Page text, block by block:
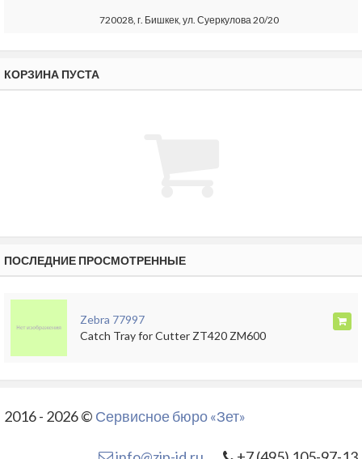
720028, г. Бишкек, ул. Суеркулова 20/20
КОРЗИНА ПУСТА
ПОСЛЕДНИЕ ПРОСМОТРЕННЫЕ
Zebra 77997
Catch Tray for Cutter ZT420 ZM600
2016 - 2026 © Сервисное бюро «Зет»